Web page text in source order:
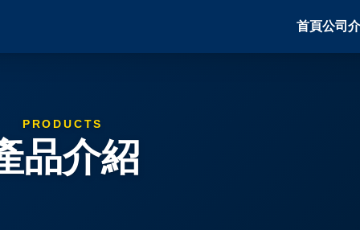
首頁公司
PRODUCTS
品介紹